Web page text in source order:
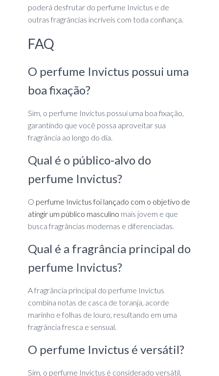
poderá desfrutar do perfume Invictus e de
outras fragrâncias incríveis com toda confiança.
FAQ
O perfume Invictus possui uma
boa fixação?
Sim, o perfume Invictus possui uma boa fixação,
garantindo que você possa aproveitar sua
fragrância ao longo do dia.
Qual é o público-alvo do
perfume Invictus?
O perfume Invictus foi lançado com o objetivo de
atingir um público masculino mais jovem e que
busca fragrâncias modernas e diferenciadas.
Qual é a fragrância principal do
perfume Invictus?
A fragrância principal do perfume Invictus
combina notas de casca de toranja, acorde
marinho e folhas de louro, resultando em uma
fragrância fresca e sensual.
O perfume Invictus é versátil?
Sim, o perfume Invictus é considerado versátil,